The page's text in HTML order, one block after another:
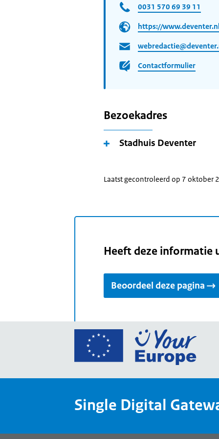
0031 570 69 39 11
https://www.deventer.nl
Contactformulier
Bezoekadres
Stadhuis Deventer
Laatst gecontroleerd op 7 oktober
Heeft deze informatie
Beoordeel deze pagina
Ga
Your
een
Single Digital